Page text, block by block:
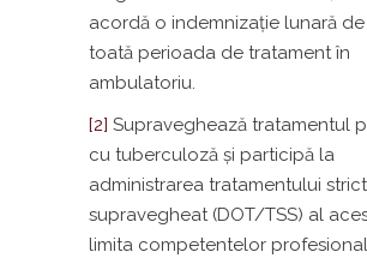
acordă o indemnizație lunară
toată perioada de tratament în
ambulatoriu.
[2] Supraveghează tratamentul
cu tuberculoză și participă la
administrarea tratamentului strict
supravegheat (DOT/TSS) al
limita competentelor